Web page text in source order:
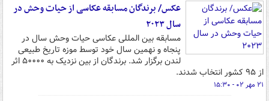
عکس/ برندگان مسابقه عکاسی از حیات وحش در
سال ۲۰۲۳
مسابقه بین المللی عکاسی حیات وحش سال در
پنجاه و نهمین سال خود توسط موزه تاریخ طبیعی
لندن برگزار شد. برندگان از بین نزدیک به ۵۰۰۰۰ اثر
از ۹۵ کشور انتخاب شدند.
۲۱ مهر ۰۲ - ۱۵:۳۰